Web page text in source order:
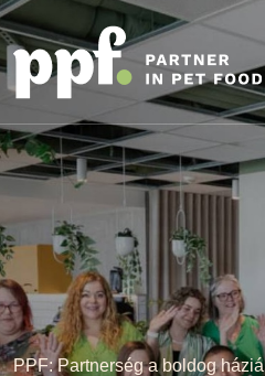
PPF: Partnerség a boldog